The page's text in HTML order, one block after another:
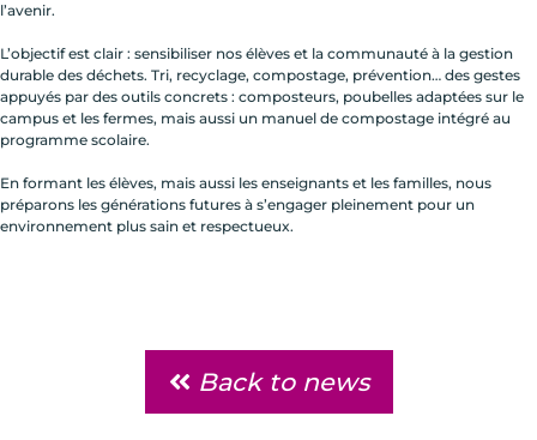
l’avenir.
L’objectif est clair : sensibiliser nos élèves et la communauté à la gestion
durable des déchets. Tri, recyclage, compostage, prévention… des gestes
appuyés par des outils concrets : composteurs, poubelles adaptées sur le
campus et les fermes, mais aussi un manuel de compostage intégré au
programme scolaire.
En formant les élèves, mais aussi les enseignants et les familles, nous
préparons les générations futures à s’engager pleinement pour un
environnement plus sain et respectueux.
Back to news